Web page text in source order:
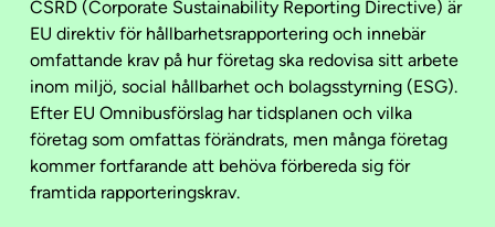
CSRD (Corporate Sustainability Reporting Directive) är
EU direktiv för hållbarhetsrapportering och innebär
omfattande krav på hur företag ska redovisa sitt arbete
inom miljö, social hållbarhet och bolagsstyrning (ESG).
Efter EU Omnibusförslag har tidsplanen och vilka
företag som omfattas förändrats, men många företag
kommer fortfarande att behöva förbereda sig för
framtida rapporteringskrav.